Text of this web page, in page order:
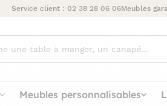
Service client : 02 38 28 06 06Meubles
Meubles personnalisables